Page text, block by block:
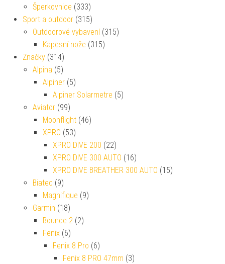
Šperkovnice (333)
Sport a outdoor (315)
Outdoorové vybavení (315)
Kapesní nože (315)
Značky (314)
Alpina (5)
Alpiner (5)
Alpiner Solarmetre (5)
Aviator (99)
Moonflight (46)
XPRO (53)
XPRO DIVE 200 (22)
XPRO DIVE 300 AUTO (16)
XPRO DIVE BREATHER 300 AUTO (15)
Biatec (9)
Magnifique (9)
Garmin (18)
Bounce 2 (2)
Fenix (6)
Fenix 8 Pro (6)
Fenix 8 PRO 47mm (3)